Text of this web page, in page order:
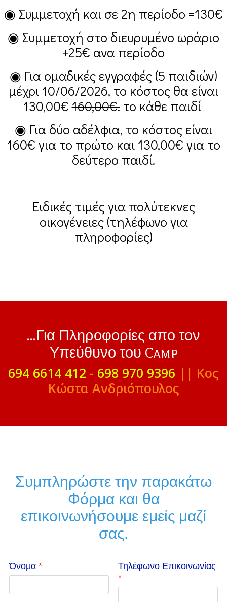
◉ Συμμετοχή και σε 2η περίοδο =130€
◉ Συμμετοχή στο διευρυμένο ωράριο
+25€ ανα περίοδο
◉ Για ομαδικές εγγραφές (5 παιδιών)
μέχρι 10/06/2026, το κόστος θα είναι
130,00€160,00€.το κάθε παιδί
◉ Για δύο αδέλφια, το κόστος είναι
160€ για το πρώτο και 130,00€ για το
δεύτερο παιδί.
Ειδικές τιμές για πολύτεκνες
οικογένειες (τηλέφωνο για
πληροφορίες)
...Για Πληροφορίες απο τον
Υπεύθυνο του Camp
694 6614 412 - 698 970 9396 || Κος
Κώστα Ανδριόπουλος
Συμπληρώστε την παρακάτω
Φόρμα και θα
επικοινωνήσουμε εμείς μαζί
σας.
Όνομα *
Τηλέφωνο Επικοινωνίας
*